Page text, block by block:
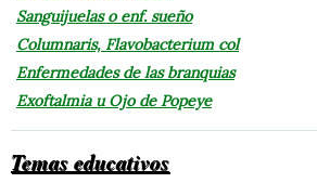
Sanguijuelas o enf. sueño
Columnaris, Flavobacterium col
Enfermedades de las branquias
Exoftalmia u Ojo de Popeye
Temas educativos